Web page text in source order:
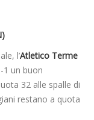
l’Atletico Terme
1 un buon
32 alle spalle di
restano a quota